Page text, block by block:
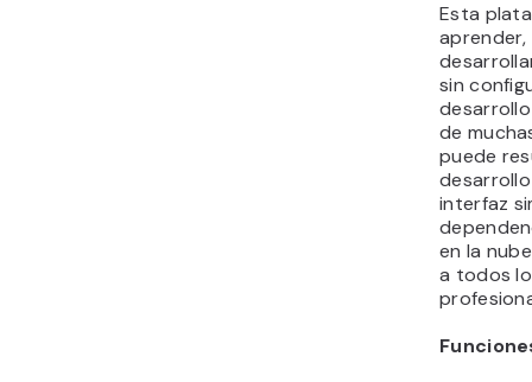
Esta
sin
de
puede
interfaz
en la
a todos